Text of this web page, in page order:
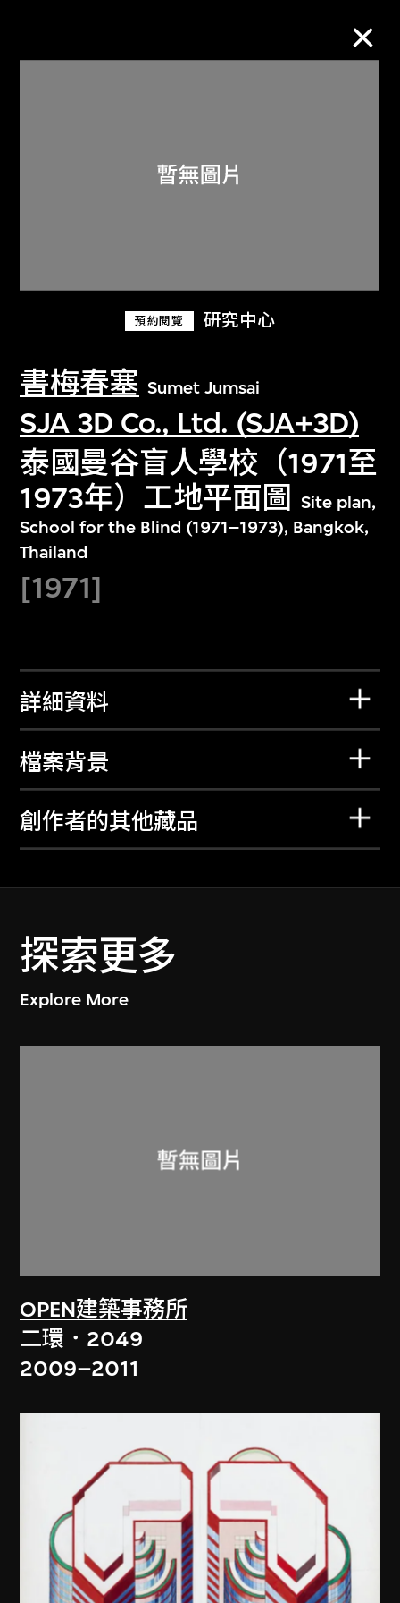
預約閱覽 研究中心
書梅春塞 Sumet Jumsai
SJA 3D Co., Ltd. (SJA+3D)
泰國曼谷盲人學校（1971至
1973年）工地平面圖
Site plan,
School for the Blind (1971–1973), Bangkok,
Thailand
[1971]
詳細資料
檔案背景
創作者的其他藏品
探索更多
Explore More
OPEN建築事務所
二環．2049
2009–2011
關於M+藏品
探索世界頂級的二十及二十一世紀視覺
文化藏品。